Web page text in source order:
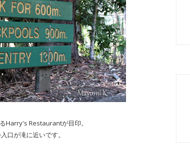
Harry's Restaurantが目印。
口が滝に近いです。